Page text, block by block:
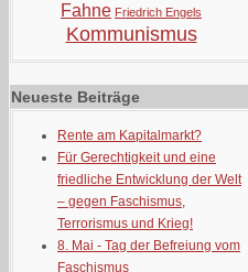
Fahne Friedrich Engels
Kommunismus
Neueste Beiträge
Rente am Kapitalmarkt?
Für Gerechtigkeit und eine
friedliche Entwicklung der Welt
– gegen Faschismus,
Terrorismus und Krieg!
8. Mai - Tag der Befreiung vom
Faschismus